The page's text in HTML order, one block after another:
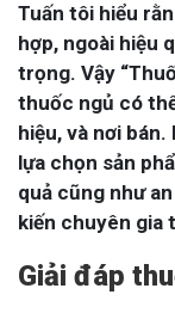
Tuấn tôi hiểu
hợp, ngoài hiệu
trọng. Vậy
thuốc ngủ có
hiệu, và nơi
lựa chọn sản
quả cũng như
kiến chuyên gia
Giải đáp